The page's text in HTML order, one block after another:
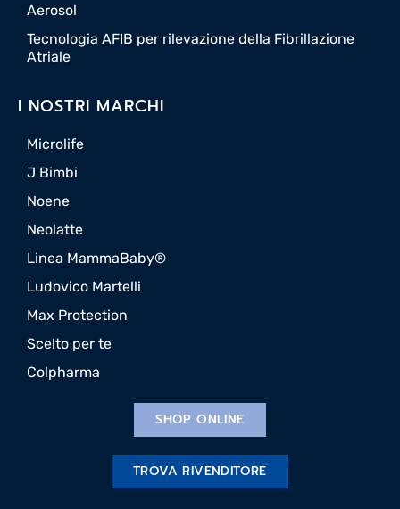
Aerosol
Tecnologia AFIB per rilevazione della Fibrillazione
Atriale
I NOSTRI MARCHI
Microlife
J Bimbi
Noene
Neolatte
Linea MammaBaby®
Ludovico Martelli
Max Protection
Scelto per te
Colpharma
SHOP ONLINE
TROVA RIVENDITORE